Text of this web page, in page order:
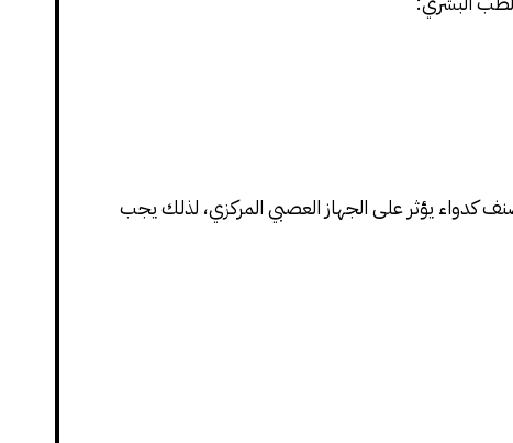
كدواء يؤثر على الجهاز العصبي المركزي، لذلك يجب